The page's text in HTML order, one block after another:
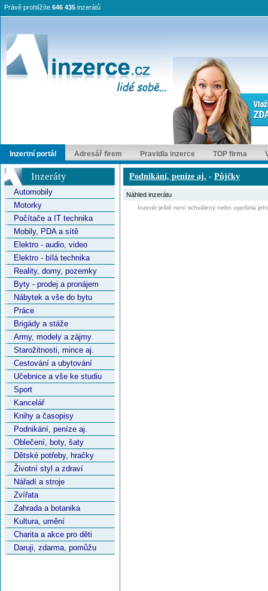
Právě prohlížíte 646 435 inzerátů
Inzertní portál Adresář firem Pravidla inzerce TOP firma
Inzeráty
Automobily
Motorky
Počítače a IT technika
Mobily, PDA a sítě
Elektro - audio, video
Elektro - bílá technika
Reality, domy, pozemky
Byty - prodej a pronájem
Nábytek a vše do bytu
Práce
Brigády a stáže
Army, modely a zájmy
Starožitnosti, mince aj.
Cestování a ubytování
Učebnice a vše ke studiu
Sport
Kancelář
Knihy a časopisy
Podnikání, peníze aj.
Oblečení, boty, šaty
Dětské potřeby, hračky
Životní styl a zdraví
Nářadí a stroje
Zvířata
Zahrada a botanika
Kultura, umění
Charita a akce pro děti
Daruji, zdarma, pomůžu
Podnikání, peníze aj. - Půjčky
Náhled inzerátu
Inzerát ještě není schválený nebo vypršela